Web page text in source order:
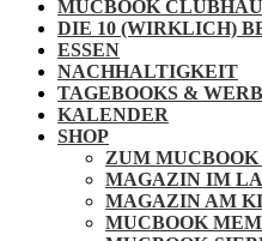
MUCBOOK
DIE 10 (WIRKLICH)
ESSEN
NACHHALTIGKEIT
TAGEBOOKS &
KALENDER
SHOP
ZUM MUCBOOK
MAGAZIN IM
MAGAZIN AM
MUCBOOK